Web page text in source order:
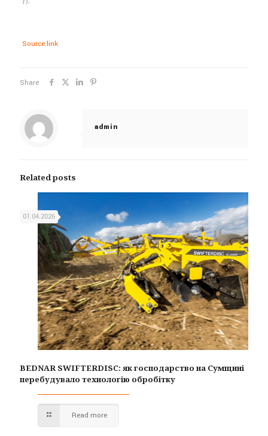
Source link
Share
admin
Related posts
01.04.2026
BEDNAR SWIFTERDISC: як господарство на Сумщині
перебудувало технологію обробітку
Read more